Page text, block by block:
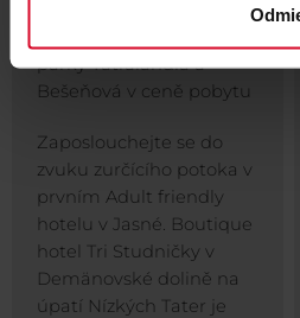
parky Tatralandia a
Bešeňová v ceně pobytu
Zaposlouchejte se do
zvuku zurčícího potoka v
prvním Adult friendly
hotelu v Jasné. Boutique
hotel Tri Studničky v
Demänovské dolině na
úpatí Nízkých Tater je